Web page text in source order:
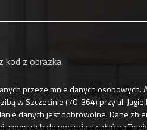
przeze mnie danych osobowych.
w Szczecinie (70-364) przy ul.
danych jest dobrowolne. Dane
lub do podjęcia działań na